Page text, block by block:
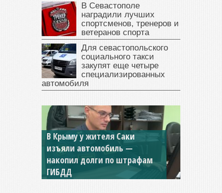
В Севастополе
наградили лучших
спортсменов, тренеров и
ветеранов спорта
Для севастопольского
социального такси
закупят еще четыре
специализированных
автомобиля
В Крыму у жителя Саки
изъяли автомобиль —
накопил долги по штрафам
ГИБДД